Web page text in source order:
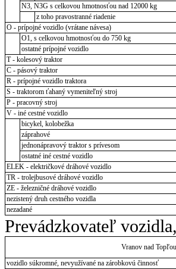
N3, N3G s celkovou hmotnosťou nad 12000 kg
z toho pravostranné riadenie
O - prípojné vozidlo (vrátane návesa)
O1, s celkovou hmotnosťou do 750 kg
ostatné prípojné vozidlo
T - kolesový traktor
C - pásový traktor
R - prípojné vozidlo traktora
S - traktorom ťahaný vymeniteľný stroj
P - pracovný stroj
V - iné cestné vozidlo
bicykel, kolobežka
záprahové
jednonápravový traktor s prívesom
ostatné iné cestné vozidlo
ELEK - električkové dráhové vozidlo
TR - trolejbusové dráhové vozidlo
ZE - železničné dráhové vozidlo
nezistený druh cestného vozidla
nezadané
Prevádzkovateľ
Vranov nad Topľou
vozidlo súkromné, nevyužívané na zárobkovú činnosť